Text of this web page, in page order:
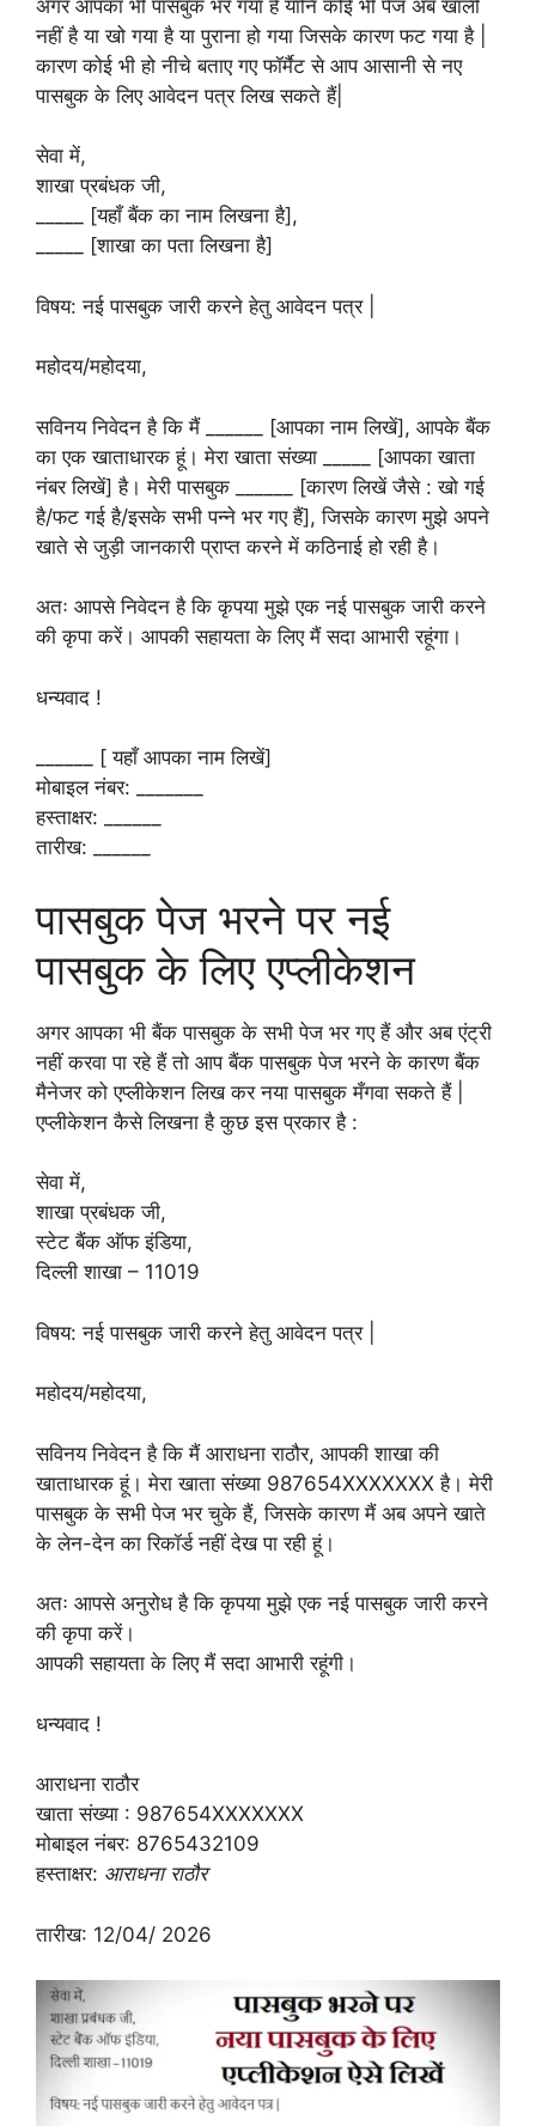
अगर आपका भी पासबुक भर गया है यानि कोई भी पेज अब खाली
नहीं है या खो गया है या पुराना हो गया जिसके कारण फट गया है |
कारण कोई भी हो नीचे बताए गए फॉर्मैट से आप आसानी से नए
पासबुक के लिए आवेदन पत्र लिख सकते हैं|
सेवा में,
शाखा प्रबंधक जी,
_____ [यहाँ बैंक का नाम लिखना है],
_____ [शाखा का पता लिखना है]
विषय: नई पासबुक जारी करने हेतु आवेदन पत्र |
महोदय/महोदया,
सविनय निवेदन है कि मैं ______ [आपका नाम लिखें], आपके बैंक
का एक खाताधारक हूं। मेरा खाता संख्या _____ [आपका खाता
नंबर लिखें] है। मेरी पासबुक ______ [कारण लिखें जैसे : खो गई
है/फट गई है/इसके सभी पन्ने भर गए हैं], जिसके कारण मुझे अपने
खाते से जुड़ी जानकारी प्राप्त करने में कठिनाई हो रही है।
अतः आपसे निवेदन है कि कृपया मुझे एक नई पासबुक जारी करने
की कृपा करें। आपकी सहायता के लिए मैं सदा आभारी रहूंगा।
धन्यवाद !
______ [ यहाँ आपका नाम लिखें]
मोबाइल नंबर: _______
हस्ताक्षर: ______
तारीख: ______
पासबुक पेज भरने पर नई
पासबुक के लिए एप्लीकेशन
अगर आपका भी बैंक पासबुक के सभी पेज भर गए हैं और अब एंट्री
नहीं करवा पा रहे हैं तो आप बैंक पासबुक पेज भरने के कारण बैंक
मैनेजर को एप्लीकेशन लिख कर नया पासबुक मँगवा सकते हैं |
एप्लीकेशन कैसे लिखना है कुछ इस प्रकार है :
सेवा में,
शाखा प्रबंधक जी,
स्टेट बैंक ऑफ इंडिया,
दिल्ली शाखा – 11019
विषय: नई पासबुक जारी करने हेतु आवेदन पत्र |
महोदय/महोदया,
सविनय निवेदन है कि मैं आराधना राठौर, आपकी शाखा की
खाताधारक हूं। मेरा खाता संख्या 987654XXXXXXX है। मेरी
पासबुक के सभी पेज भर चुके हैं, जिसके कारण मैं अब अपने खाते
के लेन-देन का रिकॉर्ड नहीं देख पा रही हूं।
अतः आपसे अनुरोध है कि कृपया मुझे एक नई पासबुक जारी करने
की कृपा करें।
आपकी सहायता के लिए मैं सदा आभारी रहूंगी।
धन्यवाद !
आराधना राठौर
खाता संख्या : 987654XXXXXXX
मोबाइल नंबर: 8765432109
हस्ताक्षर: आराधना राठौर
तारीख: 12/04/ 2026